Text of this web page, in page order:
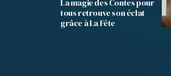
La magie des Contes pour
tous retrouve son éclat
grâce à La Fête